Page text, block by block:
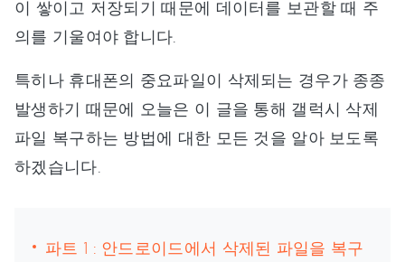
이 쌓이고 저장되기 때문에 데이터를 보관할 때 주
의를 기울여야 합니다.
특히나 휴대폰의 중요파일이 삭제되는 경우가 종종
발생하기 때문에 오늘은 이 글을 통해 갤럭시 삭제
파일 복구하는 방법에 대한 모든 것을 알아 보도록
하겠습니다.
파트 1 : 안드로이드에서 삭제된 파일을 복구